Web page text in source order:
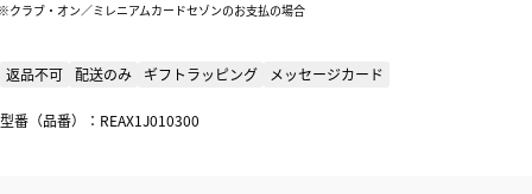
クラブ・オン／ミレニアムカードセゾンのお支払の場合
返品不可 配送のみ ギフトラッピング メッセージカード
型番（品番）：REAX1J010300